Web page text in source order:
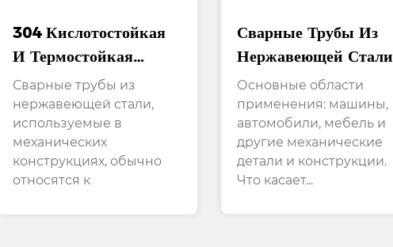
304 Кислотостойкая
И Термостойкая
Конструкционная
Сварная Труба Из
Нержавеющей Стали
Сварные трубы из
нержавеющей стали,
используемые в
механических
конструкциях, обычно
относятся к
Сварные Трубы Из
Нержавеющей Стали
Для Механических
Конструкций,
Используемых В
Трубопроводных
Системах
Основные области
применения: машины,
автомобили, мебель и
другие механические
детали и конструкции.
Что касает...